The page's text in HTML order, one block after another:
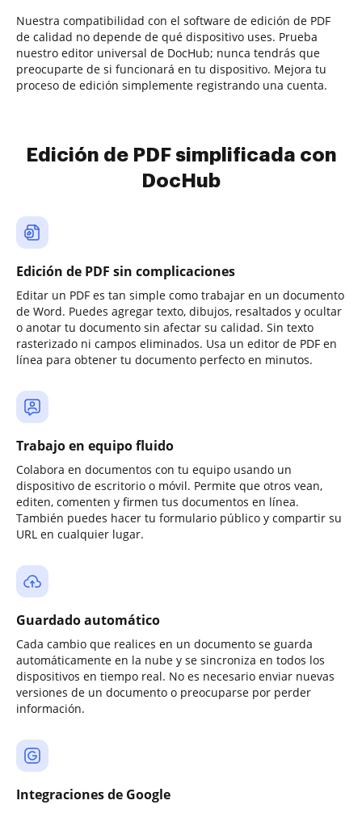
Nuestra compatibilidad con el software de edición de PDF
de calidad no depende de qué dispositivo uses. Prueba
nuestro editor universal de DocHub; nunca tendrás que
preocuparte de si funcionará en tu dispositivo. Mejora tu
proceso de edición simplemente registrando una cuenta.
Edición de PDF simplificada con
DocHub
Edición de PDF sin complicaciones
Editar un PDF es tan simple como trabajar en un documento
de Word. Puedes agregar texto, dibujos, resaltados y ocultar
o anotar tu documento sin afectar su calidad. Sin texto
rasterizado ni campos eliminados. Usa un editor de PDF en
línea para obtener tu documento perfecto en minutos.
Trabajo en equipo fluido
Colabora en documentos con tu equipo usando un
dispositivo de escritorio o móvil. Permite que otros vean,
editen, comenten y firmen tus documentos en línea.
También puedes hacer tu formulario público y compartir su
URL en cualquier lugar.
Guardado automático
Cada cambio que realices en un documento se guarda
automáticamente en la nube y se sincroniza en todos los
dispositivos en tiempo real. No es necesario enviar nuevas
versiones de un documento o preocuparse por perder
información.
Integraciones de Google